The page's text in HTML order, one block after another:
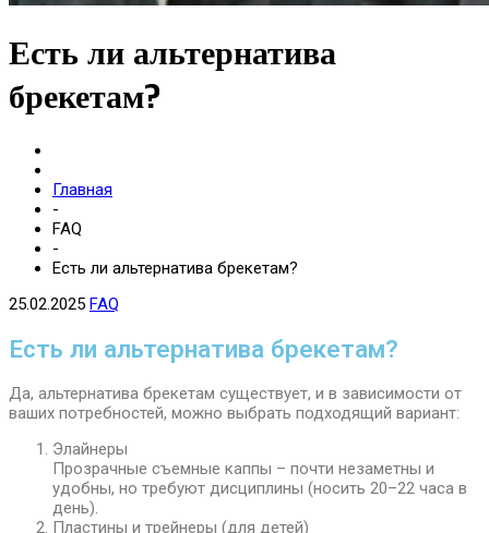
Есть ли альтернатива
брекетам?
Главная
-
FAQ
-
Есть ли альтернатива брекетам?
25.02.2025 FAQ
Есть ли альтернатива брекетам?
Да, альтернатива брекетам существует, и в зависимости от
ваших потребностей, можно выбрать подходящий вариант:
Элайнеры
Прозрачные съемные каппы – почти незаметны и
удобны, но требуют дисциплины (носить 20–22 часа в
день).
Пластины и трейнеры (для детей)